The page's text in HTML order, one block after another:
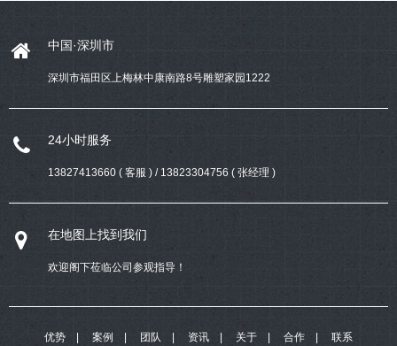
中国·深圳市
深圳市福田区上梅林中康南路8号雕塑家园1222
24小时服务
13827413660 ( 客服 ) / 13823304756 ( 张经理 )
在地图上找到我们
欢迎阁下莅临公司参观指导！
优势 案例 团队 资讯 关于 合作 联系